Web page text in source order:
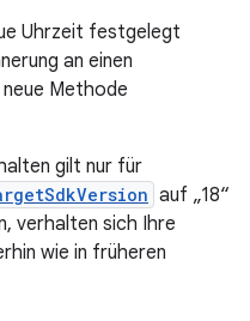
Uhrzeit festgelegt
an einen
neue Methode
gilt nur für
auf „18“
verhalten sich Ihre
wie in früheren